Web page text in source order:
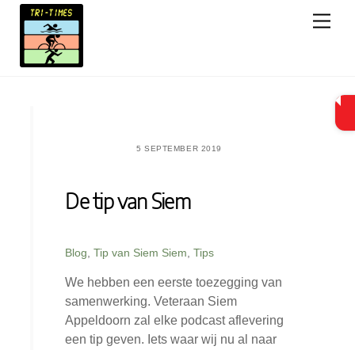
Skip
content
5 SEPTEMBER 2019
De tip van Siem
Blog ,Tip van Siem Siem ,Tips
We hebben een eerste toezegging van
samenwerking. Veteraan Siem
Appeldoorn zal elke podcast aflevering
een tip geven. Iets waar wij nu al naar